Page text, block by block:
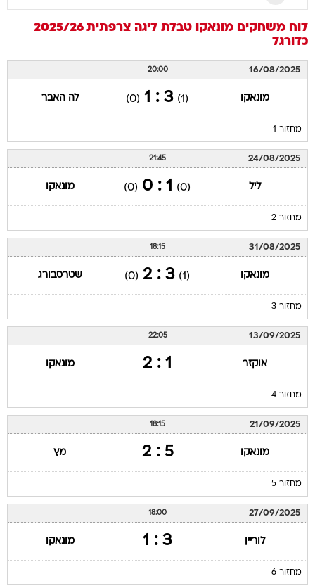
לוח משחקים מונאקו טבלת ליגה צרפתית 2025/26
כדורגל
16/08/2025
20:00
מונאקו (1)
3 : 1
(0) לה האבר
מחזור 1
24/08/2025
21:45
ליל (0)
1 : 0
(0) מונאקו
מחזור 2
31/08/2025
18:15
מונאקו (1)
3 : 2
(0) שטרסבורג
מחזור 3
13/09/2025
22:05
אוקזר 1 : 2 מונאקו
מחזור 4
21/09/2025
18:15
מונאקו 5 : 2 מץ
מחזור 5
27/09/2025
18:00
לוריין 3 : 1 מונאקו
מחזור 6